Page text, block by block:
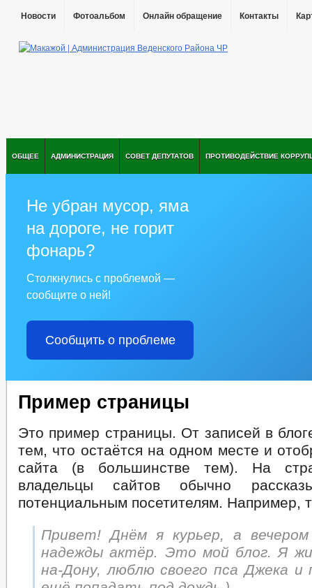
Новости Фотоальбом Онлайн обращение Контакты
ОБЩЕЕ АДМИНИСТРАЦИЯ СОВЕТ ДЕПУТАТОВ ПРОТИВОДЕЙСТВИЕ
Не убран мусор, яма
на дороге, не горит
фонарь?
Столкнулись с проблемой —
сообщите о ней!
Сообщить о проблеме
Пример страницы
Это пример страницы. От записей в
тем, что остаётся на одном месте и
сайта (в большинстве тем). На
владельцы сайтов обычно
потенциальным посетителям. Например,
Привет! Днём я курьер, а
надежды актёр. Это мой блог. Я
на-Дону, люблю своего пса Джека и